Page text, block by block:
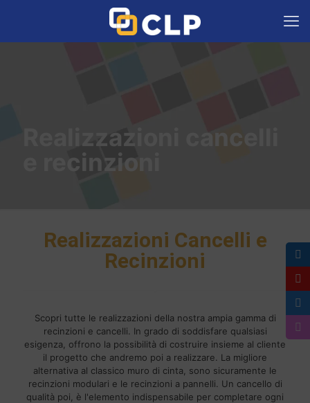
Realizzazioni cancelli
e recinzioni
Realizzazioni Cancelli e
Recinzioni
Scopri tutte le realizzazioni della nostra ampia gamma di
recinzioni e cancelli. In grado di soddisfare qualsiasi
esigenza, offrono la possibilità di costruire insieme al cliente
il progetto che andremo poi a realizzare. La migliore
alternativa al classico muro di cinta, sono sicuramente le
recinzioni modulari e le recinzioni a pannelli. Un cancello di
qualità poi, è l'elemento indispensabile per completare ogni